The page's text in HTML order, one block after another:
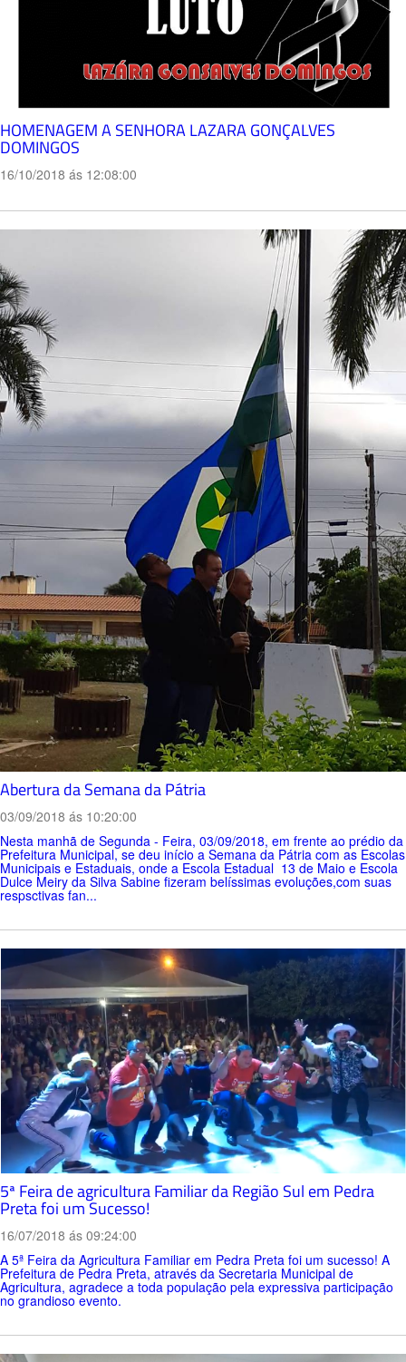
HOMENAGEM A SENHORA LAZARA GONÇALVES
DOMINGOS
16/10/2018 ás 12:08:00
Abertura da Semana da Pátria
03/09/2018 ás 10:20:00
Nesta manhã de Segunda - Feira, 03/09/2018, em frente ao prédio da
Prefeitura Municipal, se deu início a Semana da Pátria com as Escolas
Municipais e Estaduais, onde a Escola Estadual 13 de Maio e Escola
Dulce Meiry da Silva Sabine fizeram belíssimas evoluções,com suas
respsctivas fan...
5ª Feira de agricultura Familiar da Região Sul em Pedra
Preta foi um Sucesso!
16/07/2018 ás 09:24:00
A 5ª Feira da Agricultura Familiar em Pedra Preta foi um sucesso! A
Prefeitura de Pedra Preta, através da Secretaria Municipal de
Agricultura, agradece a toda população pela expressiva participação
no grandioso evento.